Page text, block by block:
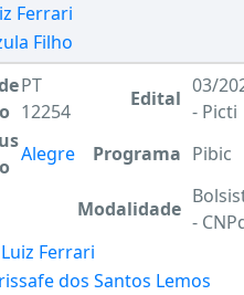
Ferrari
Filho
PT
12254
Edital
03/
- Picti
Alegre Programa Pibic
Modalidade
-
Ferrari
dos Santos Lemos